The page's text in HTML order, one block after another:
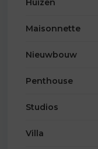
Huizen
Maisonnette
Nieuwbouw
Penthouse
Studios
Villa